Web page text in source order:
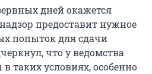
дней окажется
предоставит нужное
попыток для сдачи
что у ведомства
таких условиях, особенно